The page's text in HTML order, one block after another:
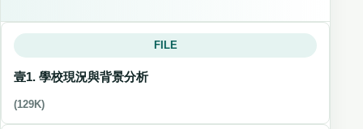
FILE
壹1. 學校現況與背景分析
(129K)